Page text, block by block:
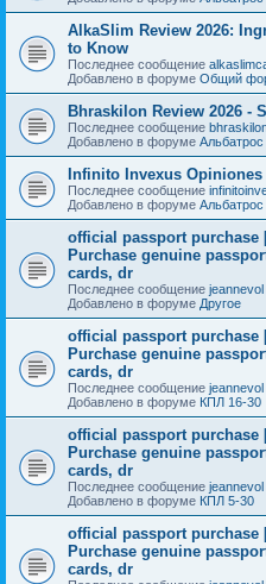
AlkaSlim Review 2026:
to Know
Последнее сообщение
Добавлено в форуме Общий
Bhraskilon Review 2026 -
Последнее сообщение
Добавлено в форуме Альбатрос
Infinito Invexus
Последнее сообщение
Добавлено в форуме Альбатрос
official passport purchase
Purchase genuine
cards, dr
Последнее сообщение jeannevol
Добавлено в форуме Другое
official passport purchase
Purchase genuine
cards, dr
Последнее сообщение jeannevol
Добавлено в форуме КПЛ 16-30
official passport purchase
Purchase genuine
cards, dr
Последнее сообщение jeannevol
Добавлено в форуме КПЛ 5-30
official passport purchase
Purchase genuine
cards, dr